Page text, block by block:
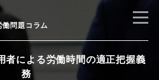
働問題コラム
者による労働時間の適正把握義
務